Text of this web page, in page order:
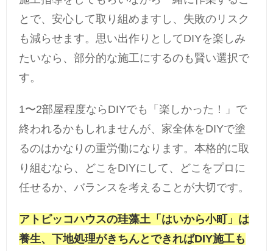
とで、安心して取り組めますし、失敗のリスク
も減らせます。思い出作りとしてDIYを楽しみ
たいなら、部分的な施工にするのも賢い選択で
す。
1〜2部屋程度ならDIYでも「楽しかった！」で
終われるかもしれませんが、家全体をDIYで塗
るのはかなりの重労働になります。本格的に取
り組むなら、どこをDIYにして、どこをプロに
任せるか、バランスを考えることが大切です。
アトピッコハウスの珪藻土「はいから小町」は
養生、下地処理がきちんとできればDIY施工も